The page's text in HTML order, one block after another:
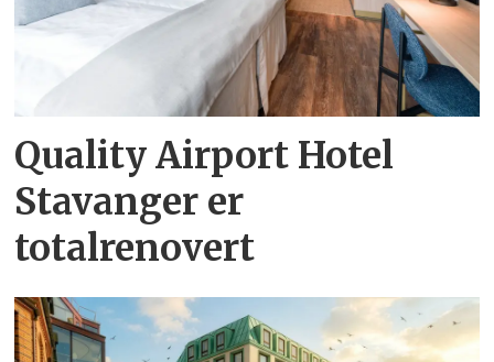
Quality Airport Hotel
Stavanger er
totalrenovert